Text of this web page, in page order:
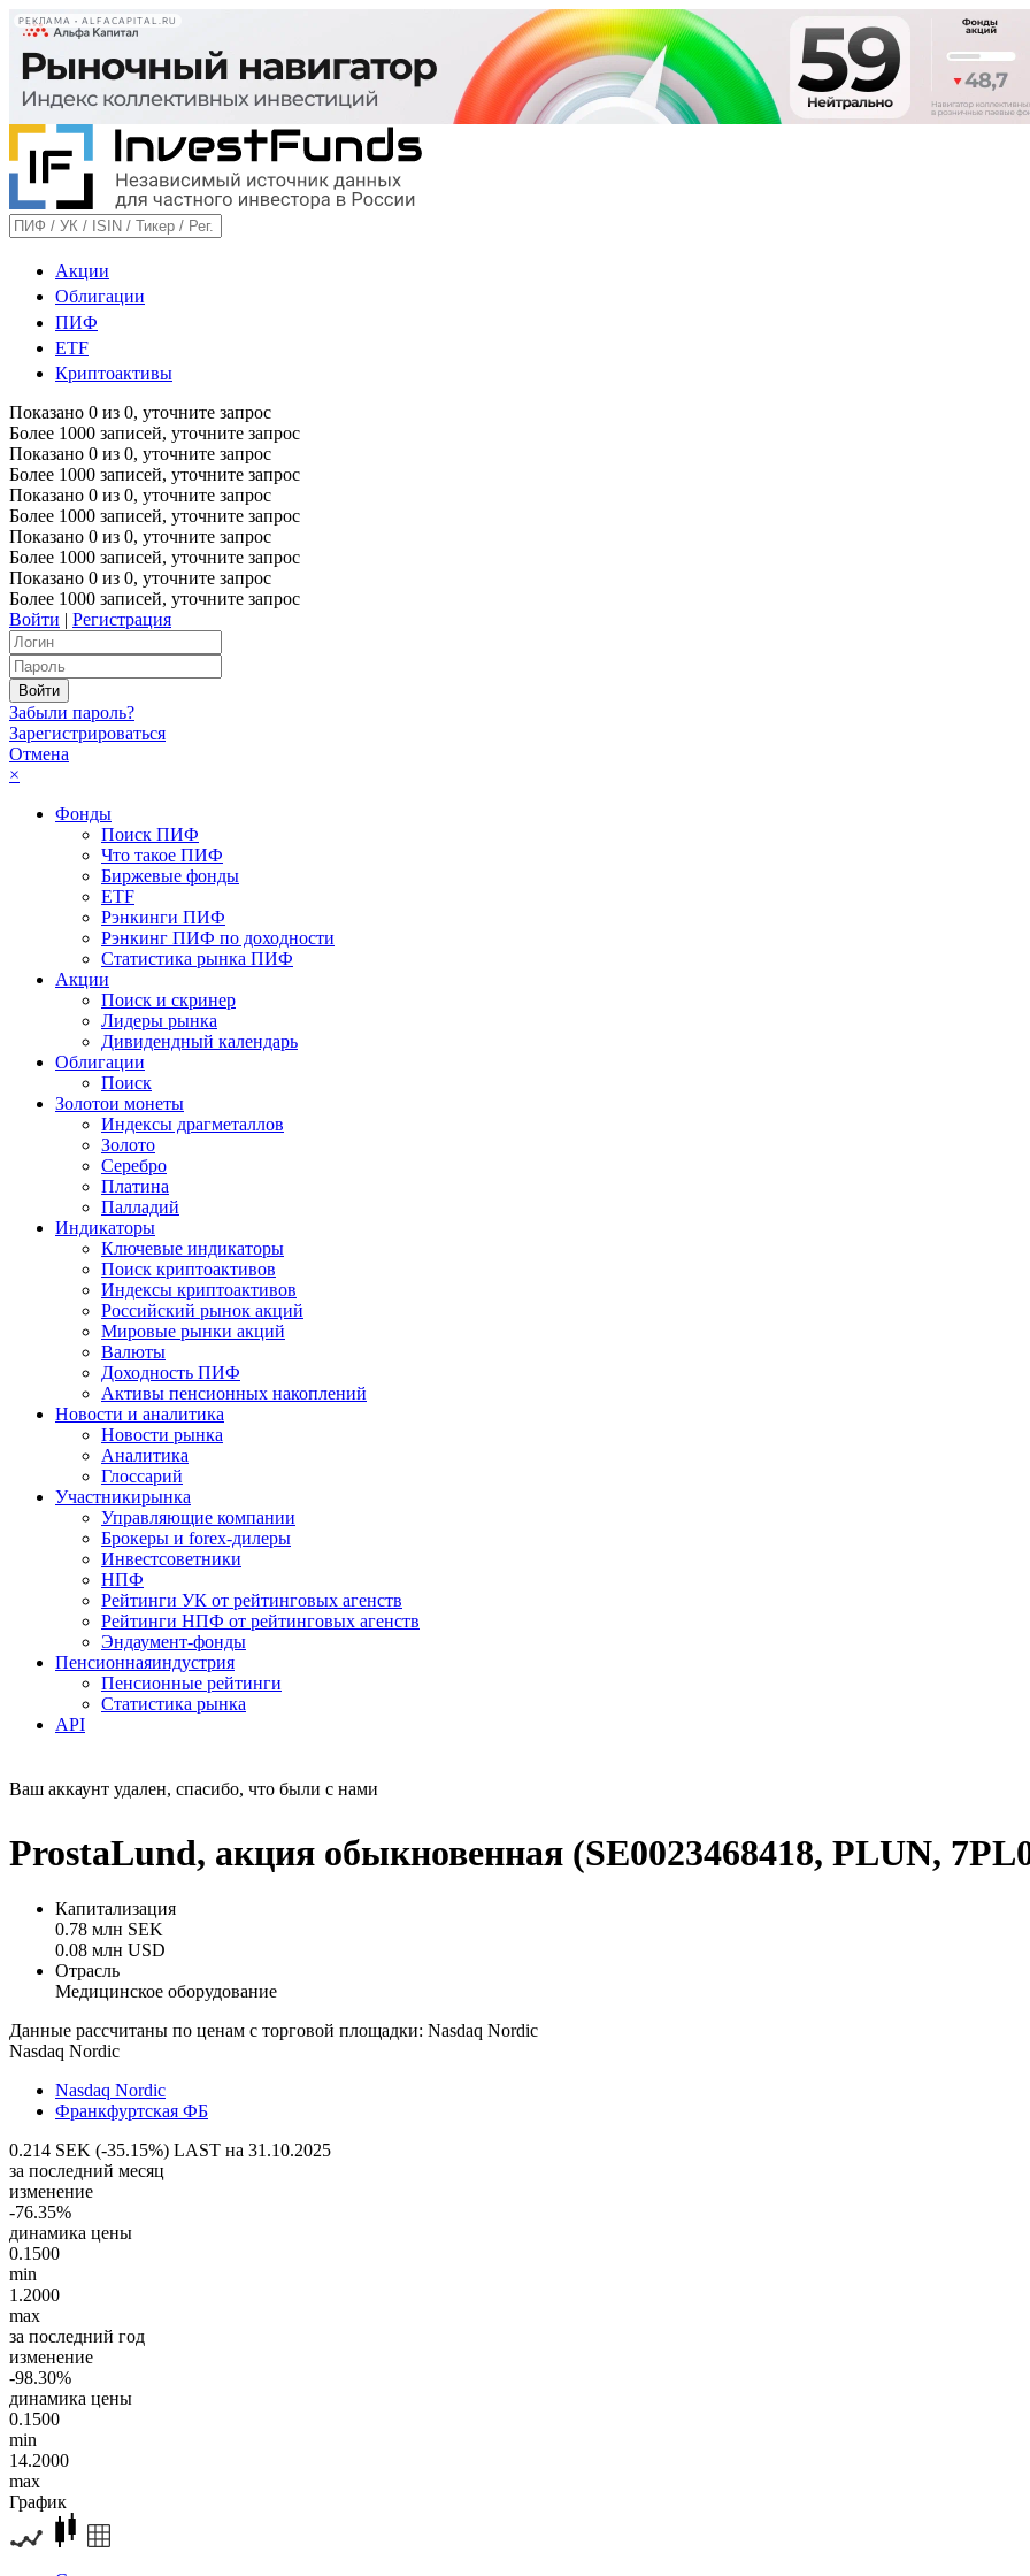
РЕКЛАМА • ALFACAPITAL.RU
Акции
Облигации
ПИФ
ETF
Криптоактивы
Показано 0 из 0, уточните запрос
Более 1000 записей, уточните запрос
Показано 0 из 0, уточните запрос
Более 1000 записей, уточните запрос
Показано 0 из 0, уточните запрос
Более 1000 записей, уточните запрос
Показано 0 из 0, уточните запрос
Более 1000 записей, уточните запрос
Показано 0 из 0, уточните запрос
Более 1000 записей, уточните запрос
Войти | Регистрация
Забыли пароль?
Зарегистрироваться
Отмена
×
Фонды
Поиск ПИФ
Что такое ПИФ
Биржевые фонды
ETF
Рэнкинги ПИФ
Рэнкинг ПИФ по доходности
Статистика рынка ПИФ
Акции
Поиск и скринер
Лидеры рынка
Дивидендный календарь
Облигации
Поиск
Золотои монеты
Индексы драгметаллов
Золото
Серебро
Платина
Палладий
Индикаторы
Ключевые индикаторы
Поиск криптоактивов
Индексы криптоактивов
Российский рынок акций
Мировые рынки акций
Валюты
Доходность ПИФ
Активы пенсионных накоплений
Новости и аналитика
Новости рынка
Аналитика
Глоссарий
Участникирынка
Управляющие компании
Брокеры и forex-дилеры
Инвестсоветники
НПФ
Рейтинги УК от рейтинговых агенств
Рейтинги НПФ от рейтинговых агенств
Эндаумент-фонды
Пенсионнаяиндустрия
Пенсионные рейтинги
Статистика рынка
API
Ваш аккаунт удален, спасибо, что были с нами
ProstaLund, акция обыкновенная (SE0023468418, PLUN,
Капитализация
0.78 млн SEK
0.08 млн USD
Отрасль
Медицинское оборудование
Данные рассчитаны по ценам с торговой площадки: Nasdaq Nordic
Nasdaq Nordic
Nasdaq Nordic
Франкфуртская ФБ
0.214 SEK (-35.15%) LAST на 31.10.2025
за последний месяц
изменение
-76.35%
динамика цены
0.1500
min
1.2000
max
за последний год
изменение
-98.30%
динамика цены
0.1500
min
14.2000
max
График